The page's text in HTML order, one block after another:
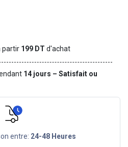
partir 199 DTd'achat
14 jours – Satisfait ou
entre: 24-48 Heures